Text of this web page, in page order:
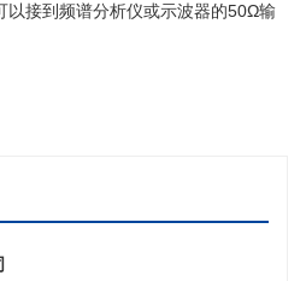
以接到频谱分析仪或示波器的50Ω输